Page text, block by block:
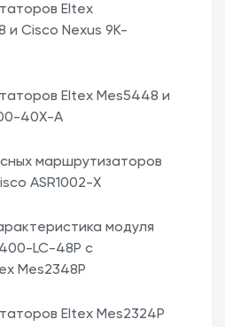
Eltex
и Cisco Nexus 9K-
Eltex Mes5448 и
40X-A
маршрутизаторов
ASR1002-X
модуля
LC-48P с
Mes2348P
Eltex Mes2324P